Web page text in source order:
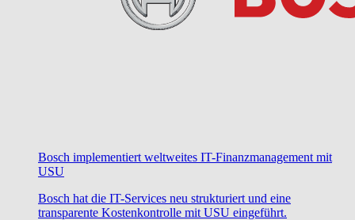
Bosch implementiert weltweites IT-Finanzmanagement mit
USU
Bosch hat die IT-Services neu strukturiert und eine
transparente Kostenkontrolle mit USU eingeführt.